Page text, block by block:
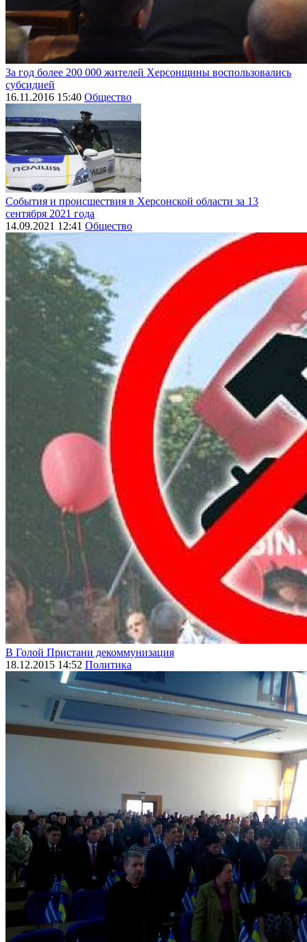
За год более 200 000 жителей Херсонщины воспользовались
субсидией
16.11.2016 15:40 Общество
События и происшествия в Херсонской области за 13
сентября 2021 года
14.09.2021 12:41 Общество
В Голой Пристани декоммунизация
18.12.2015 14:52 Политика